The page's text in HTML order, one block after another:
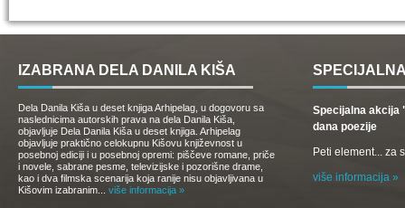
IZABRANA DELA DANILA KIŠA
Dela Danila Kiša u deset knjiga Arhipelag, u dogovoru sa
naslednicima autorskih prava na dela Danila Kiša,
objavljuje Dela Danila Kiša u deset knjiga. Arhipelag
objavljuje praktično celokupnu Kišovu književnost u
posebnoj ediciji i u posebnoj opremi: piščeve romane, priče
i novele, sabrane pesme, televizijske i pozorišne drame,
kao i dva filmska scenarija koja ranije nisu objavljivana u
Kišovim izabranim... više informacija »
Specijalna akcija
dana poezije
Peti element... za
više informacija »